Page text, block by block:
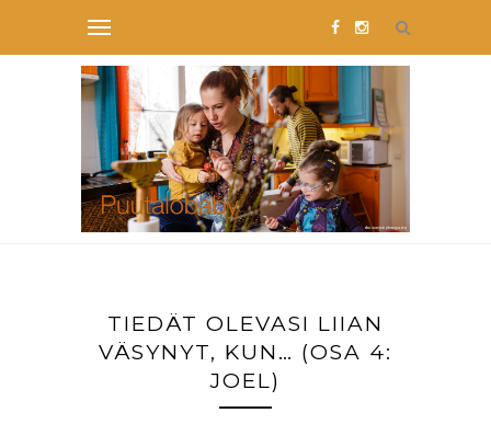
TIEDÄT OLEVASI LIIAN
VÄSYNYT, KUN… (OSA 4:
JOEL)